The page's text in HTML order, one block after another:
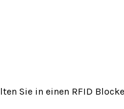
Sie in einen RFID